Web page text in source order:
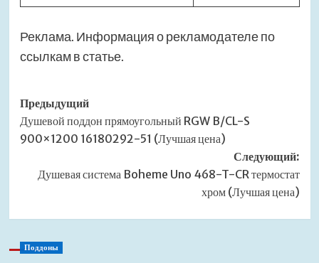
Реклама. Информация о рекламодателе по
ссылкам в статье.
Навигация
записи
Предыдущий
Душевой поддон прямоугольный RGW B/CL-S
900×1200 16180292-51 (Лучшая цена)
Следующий:
Душевая система Boheme Uno 468-T-CR термостат
хром (Лучшая цена)
Поддоны